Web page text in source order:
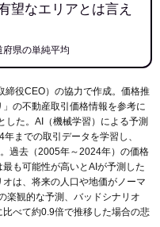
望なエリアとは言え
県の単純平均
役CEO）の協力で作成。価格推
」の不動産取引価格情報を参考に
た。AI（機械学習）による予測
までの取引データを学習し、
過去（2005年～2024年）の価格
も可能性が高いとAIが予測した
は、将来の人口や地価がノーマ
楽観的な予測、バッドシナリオ
べて約0.9倍で推移した場合の悲